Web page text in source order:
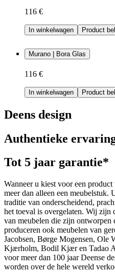
116 €
In winkelwagen Product
Murano | Bora Glas
116 €
In winkelwagen Product
Deens design
Authentieke
Tot 5 jaar garantie*
Wanneer u kiest voor een
meer dan alleen een meubelstuk.
traditie van onderscheidend,
het toeval is overgelaten. Wij zijn
van meubelen die zijn ontworpen
produceren ook meubelen van
Jacobsen, Børge Mogensen, Ole
Kjærholm, Bodil Kjær en Tadao
voor meer dan 100 jaar Deense
worden over de hele wereld